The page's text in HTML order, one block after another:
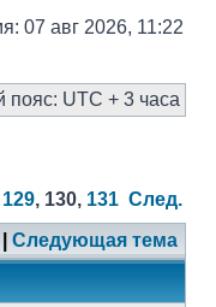
07 авг 2026, 11:22
пояс: UTC + 3 часа
129, 130, 131 След.
Следующая тема